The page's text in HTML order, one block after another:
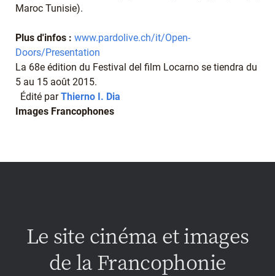
Maroc Tunisie).
Plus d'infos : www.pardolive.ch/it/Open-
Doors/Presentation
La 68e édition du Festival del film Locarno se tiendra du
5 au 15 août 2015.
Édité parThierno I. Dia
Images Francophones
Le site cinéma et images
de la Francophonie